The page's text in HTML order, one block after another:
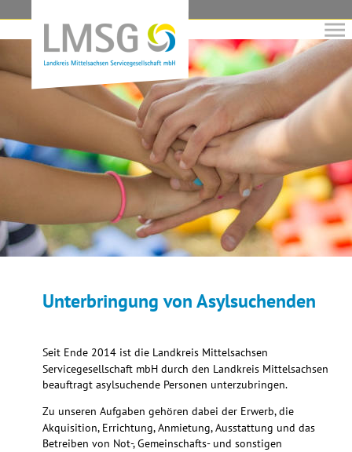
Unterbringung von Asylsuchenden
Seit Ende 2014 ist die Landkreis Mittelsachsen
Servicegesellschaft mbH durch den Landkreis Mittelsachsen
beauftragt asylsuchende Personen unterzubringen.
Zu unseren Aufgaben gehören dabei der Erwerb, die
Akquisition, Errichtung, Anmietung, Ausstattung und das
Betreiben von Not-, Gemeinschafts- und sonstigen